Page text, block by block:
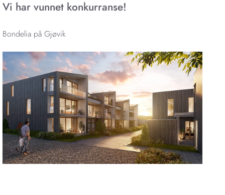
Vi har vunnet konkurranse!
Bondelia på Gjøvik